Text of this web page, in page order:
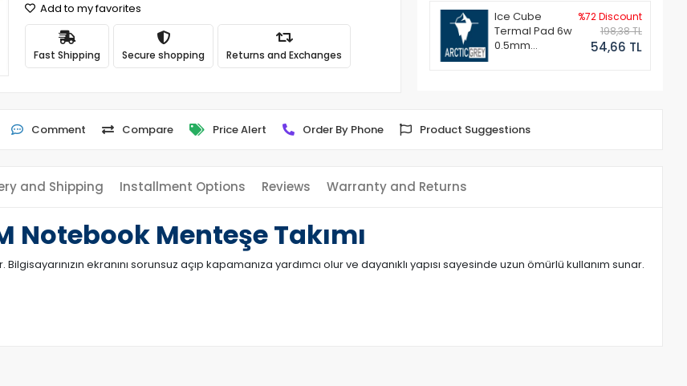
Add to my favorites
Fast Shipping Secure shopping Returns and Exchanges
Ice Cube
Termal Pad 6w
0.5mm
%72 Discount
198,38 TL
54,66 TL
Comment Compare Price Alert Order By Phone Product Suggestions
and Shipping Installment Options Reviews Warranty and Returns
Notebook Menteşe Takımı
ekranını sorunsuz açıp kapamanıza yardımcı olur ve dayanıklı yapısı sayesinde uzun ömürlü kullanım sunar.